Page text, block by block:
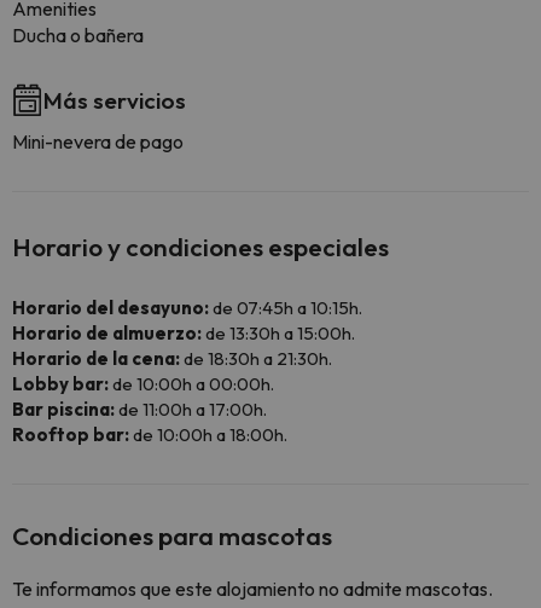
Amenities
Ducha o bañera
Más servicios
Mini-nevera de pago
Horario y condiciones especiales
Horario del desayuno:de 07:45h a 10:15h.
Horario de almuerzo:de 13:30h a 15:00h.
Horario de la cena:de 18:30h a 21:30h.
Lobby bar:de 10:00h a 00:00h.
Bar piscina:de 11:00h a 17:00h.
Rooftop bar:de 10:00h a 18:00h.
Condiciones para mascotas
Te informamos que este alojamiento no admite mascotas.